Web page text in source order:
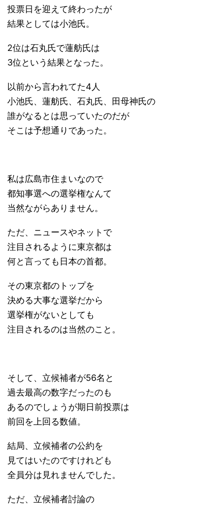
投票日を迎えて終わったが
結果としては小池氏。
2位は石丸氏で蓮舫氏は
3位という結果となった。
以前から言われてた4人
小池氏、蓮舫氏、石丸氏、田母神氏の
誰がなるとは思っていたのだが
そこは予想通りであった。
私は広島市住まいなので
都知事選への選挙権なんて
当然ながらありません。
ただ、ニュースやネットで
注目されるように東京都は
何と言っても日本の首都。
その東京都のトップを
決める大事な選挙だから
選挙権がないとしても
注目されるのは当然のこと。
そして、立候補者が56名と
過去最高の数字だったのも
あるのでしょうが期日前投票は
前回を上回る数値。
結局、立候補者の公約を
見てはいたのですけれども
全員分は見れませんでした。
ただ、立候補者討論の